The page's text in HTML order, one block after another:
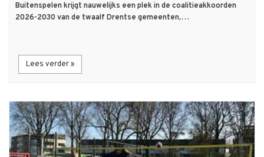
Buitenspelen krijgt nauwelijks een plek in de coalitieakkoorden
2026-2030 van de twaalf Drentse gemeenten,…
Lees verder »